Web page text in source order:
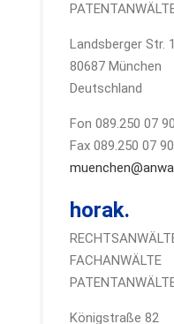
Landsberger Str.
80687 München
Deutschland
Fon 089.250 07
Fax 089.250 07
horak.
FACHANWÄLTE
Königstraße 82